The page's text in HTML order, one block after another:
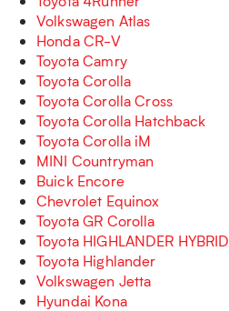
Volkswagen Atlas
Honda CR-V
Toyota Camry
Toyota Corolla
Toyota Corolla Cross
Toyota Corolla Hatchback
Toyota Corolla iM
MINI Countryman
Buick Encore
Chevrolet Equinox
Toyota GR Corolla
Toyota HIGHLANDER HYBRID
Toyota Highlander
Volkswagen Jetta
Hyundai Kona